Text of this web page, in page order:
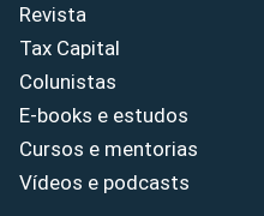
Revista
Tax Capital
Colunistas
E-books e estudos
Cursos e mentorias
Vídeos e podcasts